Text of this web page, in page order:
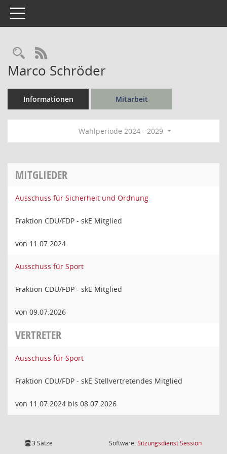
Toggle navigation
Rechercheauswahl
RSS-Feed
Marco Schröder
Informationen Mitarbeit
Wahlperiode 2024 - 2029
MITGLIEDER
Ausschuss für Sicherheit und Ordnung
Fraktion CDU/FDP - skE Mitglied
von 11.07.2024
Ausschuss für Sport
Fraktion CDU/FDP - skE Mitglied
von 09.07.2026
VERTRETER
Ausschuss für Sport
Fraktion CDU/FDP - skE Stellvertretendes Mitglied
von 11.07.2024 bis 08.07.2026
3 Sätze Software:SitzungsdienstSession(Wird in